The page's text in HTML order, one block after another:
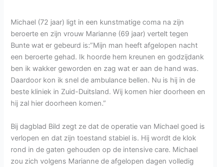
Michael (72 jaar) ligt in een kunstmatige coma na zijn
beroerte en zijn vrouw Marianne (69 jaar) vertelt tegen
Bunte wat er gebeurd is:”Mijn man heeft afgelopen nacht
een beroerte gehad. Ik hoorde hem kreunen en godzijdank
ben ik wakker geworden en zag wat er aan de hand was.
Daardoor kon ik snel de ambulance bellen. Nu is hij in de
beste kliniek in Zuid-Duitsland. Wij komen hier doorheen en
hij zal hier doorheen komen.”
Bij dagblad Bild zegt ze dat de operatie van Michael goed is
verlopen en dat zijn toestand stabiel is. Hij wordt de klok
rond in de gaten gehouden op de intensive care. Michael
zou zich volgens Marianne de afgelopen dagen volledig